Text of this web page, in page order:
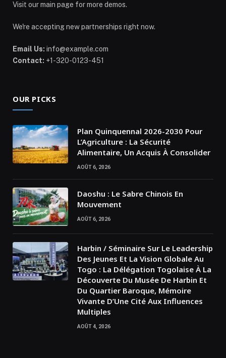
Visit our main page for more demos.
We're accepting new partnerships right now.
Email Us: info@example.com
Contact: +1-320-0123-451
OUR PICKS
Plan Quinquennal 2026-2030 Pour
L’Agriculture : La Sécurité
Alimentaire, Un Acquis À Consolider
AOÛT 6, 2026
Daoshu : Le Sabre Chinois En
Mouvement
AOÛT 6, 2026
Harbin / Séminaire Sur Le Leadership
Des Jeunes Et La Vision Globale Au
Togo : La Délégation Togolaise À La
Découverte Du Musée De Harbin Et
Du Quartier Baroque, Mémoire
Vivante D’Une Cité Aux Influences
Multiples
AOÛT 4, 2026